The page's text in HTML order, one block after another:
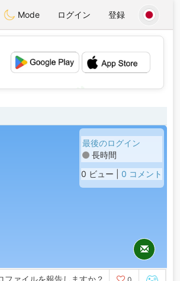
Mode ログイン 登録
最後のログイン
長時間
0 ビュー | 0 コメント
ファイルを報告しますか？